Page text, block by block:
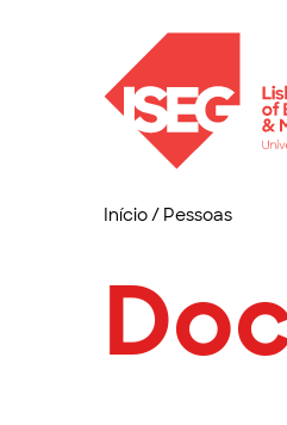
Início/ Pessoas